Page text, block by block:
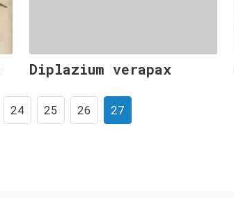
Diplazium verapax
24 25 26 27